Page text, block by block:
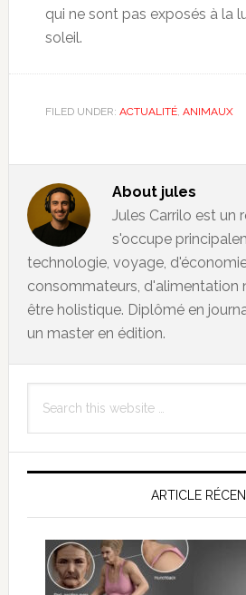
qui ne sont pas exposés à la
soleil.
FILED UNDER: ACTUALITÉ, ANIMAUX
About jules
Jules Carrilo est un
s'occupe
technologie, voyage,
consommateurs, d'alimentation
être holistique. Diplômé en
un master en édition.
Primary
Sidebar
this
ARTICLE